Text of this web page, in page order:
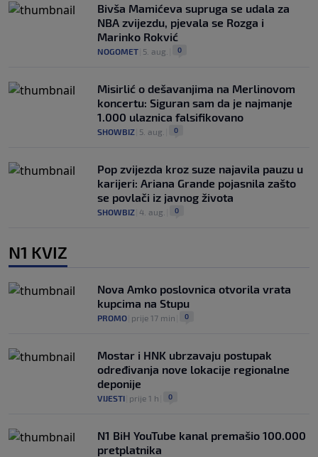
Bivša Mamićeva supruga se udala za
NBA zvijezdu, pjevala se Rozga i
Marinko Rokvić
NOGOMET 5. aug. 0
Misirlić o dešavanjima na Merlinovom
koncertu: Siguran sam da je najmanje
1.000 ulaznica falsifikovano
SHOWBIZ 5. aug. 0
Pop zvijezda kroz suze najavila pauzu u
karijeri: Ariana Grande pojasnila zašto
se povlači iz javnog života
SHOWBIZ 4. aug. 0
N1 KVIZ
Nova Amko poslovnica otvorila vrata
kupcima na Stupu
PROMO prije 17 min 0
Mostar i HNK ubrzavaju postupak
određivanja nove lokacije regionalne
deponije
VIJESTI prije 1 h 0
N1 BiH YouTube kanal premašio 100.000
pretplatnika